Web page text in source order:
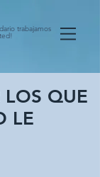
trabajamos
LOS QUE
LE